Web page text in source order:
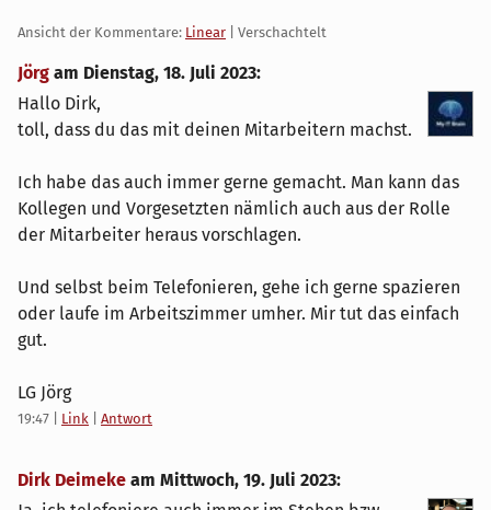
Ansicht der Kommentare: Linear | Verschachtelt
Jörg am Dienstag, 18. Juli 2023:
Hallo Dirk,
toll, dass du das mit deinen Mitarbeitern machst.
Ich habe das auch immer gerne gemacht. Man kann das
Kollegen und Vorgesetzten nämlich auch aus der Rolle
der Mitarbeiter heraus vorschlagen.
Und selbst beim Telefonieren, gehe ich gerne spazieren
oder laufe im Arbeitszimmer umher. Mir tut das einfach
gut.
LG Jörg
19:47 Link Antwort
Dirk Deimeke am Mittwoch, 19. Juli 2023: